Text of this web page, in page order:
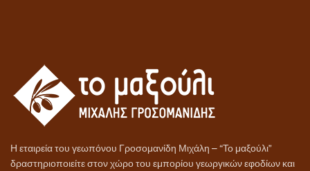
Η εταιρεία του γεωπόνου Γροσομανίδη Μιχάλη – “Το μαξούλι”
δραστηριοποιείτε στον χώρο του εμπορίου γεωργικών εφοδίων και